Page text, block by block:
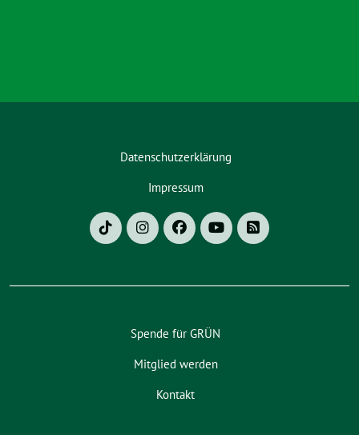
Datenschutzerklärung
Impressum
Spende für GRÜN
Mitglied werden
Kontakt